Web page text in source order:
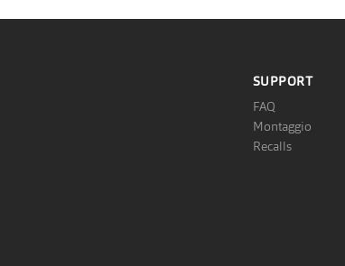
SUPPORT
FAQ
Montaggio
Recalls